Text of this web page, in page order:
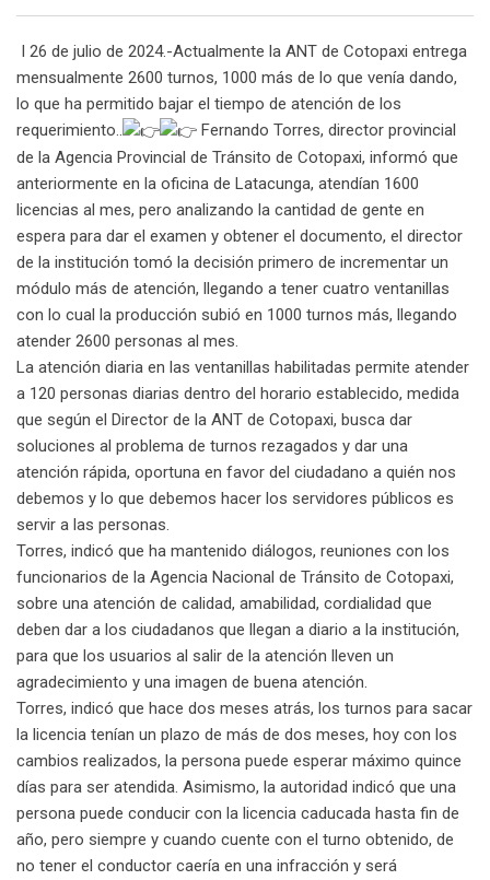
I 26 de julio de 2024.-Actualmente la ANT de Cotopaxi entrega
mensualmente 2600 turnos, 1000 más de lo que venía dando,
lo que ha permitido bajar el tiempo de atención de los
requerimiento..
Fernando Torres, director provincial
de la Agencia Provincial de Tránsito de Cotopaxi, informó que
anteriormente en la oficina de Latacunga, atendían 1600
licencias al mes, pero analizando la cantidad de gente en
espera para dar el examen y obtener el documento, el director
de la institución tomó la decisión primero de incrementar un
módulo más de atención, llegando a tener cuatro ventanillas
con lo cual la producción subió en 1000 turnos más, llegando
atender 2600 personas al mes.
La atención diaria en las ventanillas habilitadas permite atender
a 120 personas diarias dentro del horario establecido, medida
que según el Director de la ANT de Cotopaxi, busca dar
soluciones al problema de turnos rezagados y dar una
atención rápida, oportuna en favor del ciudadano a quién nos
debemos y lo que debemos hacer los servidores públicos es
servir a las personas.
Torres, indicó que ha mantenido diálogos, reuniones con los
funcionarios de la Agencia Nacional de Tránsito de Cotopaxi,
sobre una atención de calidad, amabilidad, cordialidad que
deben dar a los ciudadanos que llegan a diario a la institución,
para que los usuarios al salir de la atención lleven un
agradecimiento y una imagen de buena atención.
Torres, indicó que hace dos meses atrás, los turnos para sacar
la licencia tenían un plazo de más de dos meses, hoy con los
cambios realizados, la persona puede esperar máximo quince
días para ser atendida. Asimismo, la autoridad indicó que una
persona puede conducir con la licencia caducada hasta fin de
año, pero siempre y cuando cuente con el turno obtenido, de
no tener el conductor caería en una infracción y será